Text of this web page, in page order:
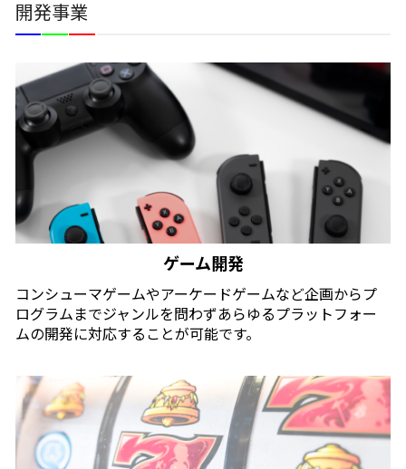
開発事業
ゲーム開発
コンシューマゲームやアーケードゲームなど企画からプ
ログラムまでジャンルを問わずあらゆるプラットフォー
ムの開発に対応することが可能です。